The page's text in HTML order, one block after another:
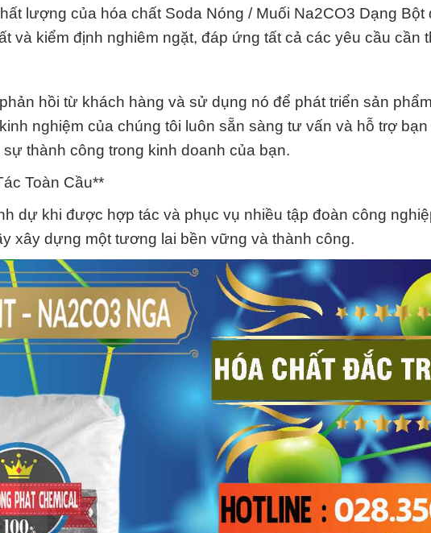
lượng của hóa chất Soda Nóng / Muối Na2CO3 Dạng
và kiểm định nghiêm ngặt, đáp ứng tất cả các yêu cầu cần
hồi từ khách hàng và sử dụng nó để phát triển sản
nghiệm của chúng tôi luôn sẵn sàng tư vấn và hỗ trợ
thành công trong kinh doanh của bạn.
Toàn Cầu**
dự khi được hợp tác và phục vụ nhiều tập đoàn công
xây dựng một tương lai bền vững và thành công.